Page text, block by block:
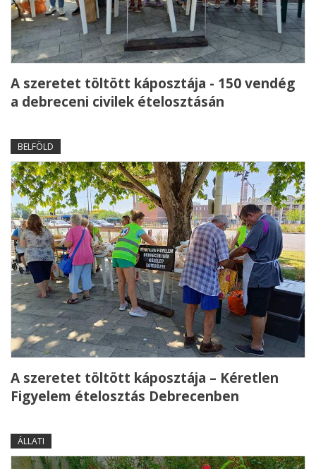
A szeretet töltött káposztája - 150 vendég
a debreceni civilek ételosztásán
BELFÖLD
A szeretet töltött káposztája – Kéretlen
Figyelem ételosztás Debrecenben
ÁLLATI